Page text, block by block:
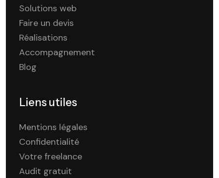
Solutions web
Faire un devis
Réalisations
Accompagnement
Blog
Liens utiles
Mentions légales
Confidentialité
Votre freelance
Audit gratuit